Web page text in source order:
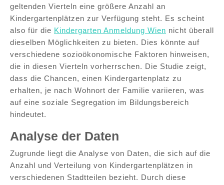
geltenden Vierteln eine größere Anzahl an
Kindergartenplätzen zur Verfügung steht. Es scheint
also für die Kindergarten Anmeldung Wien nicht überall
dieselben Möglichkeiten zu bieten. Dies könnte auf
verschiedene sozioökonomische Faktoren hinweisen,
die in diesen Vierteln vorherrschen. Die Studie zeigt,
dass die Chancen, einen Kindergartenplatz zu
erhalten, je nach Wohnort der Familie variieren, was
auf eine soziale Segregation im Bildungsbereich
hindeutet.
Analyse der Daten
Zugrunde liegt die Analyse von Daten, die sich auf die
Anzahl und Verteilung von Kindergartenplätzen in
verschiedenen Stadtteilen bezieht. Durch diese